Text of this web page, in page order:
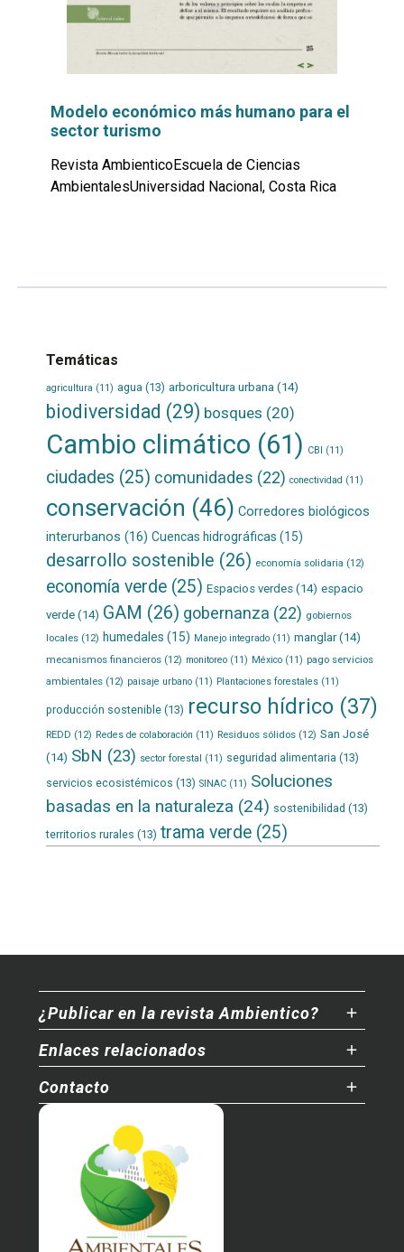
Modelo económico más humano para el
sector turismo
Revista AmbienticoEscuela de Ciencias
AmbientalesUniversidad Nacional, Costa Rica
Temáticas
agricultura (11) agua (13) arboricultura urbana(14)
biodiversidad (29) bosques (20)
Cambio climático (61) CBI (11)
ciudades (25) comunidades (22) conectividad (11)
conservación (46) Corredores biológicos
interurbanos (16) Cuencas hidrográficas (15)
desarrollo sostenible (26) economía solidaria (12)
economía verde(25) Espacios verdes(14) espacio
verde(14) GAM (26) gobernanza (22) gobiernos
locales(12) humedales (15) Manejo integrado(11) manglar(14)
mecanismos financieros(12) monitoreo(11) México(11) pago servicios
ambientales(12) paisaje urbano(11) Plantaciones forestales(11)
producción sostenible(13) recurso hídrico(37)
REDD (12) Redes de colaboración (11) Residuos sólidos(12) San José
(14) SbN (23) sector forestal (11) seguridad alimentaria (13)
servicios ecosistémicos (13) SINAC(11) Soluciones
basadas en la naturaleza (24) sostenibilidad (13)
territorios rurales (13) trama verde(25)
¿Publicar en la revista Ambientico?
Enlaces relacionados
Contacto